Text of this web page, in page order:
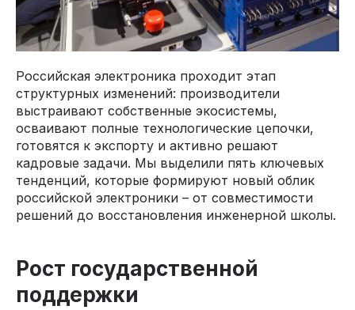
Российская электроника проходит этап
структурных изменений: производители
выстраивают собственные экосистемы,
осваивают полные технологические цепочки,
готовятся к экспорту и активно решают
кадровые задачи. Мы выделили пять ключевых
тенденций, которые формируют новый облик
российской электроники – от совместимости
решений до восстановления инженерной школы.
Рост государственной
поддержки